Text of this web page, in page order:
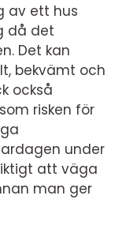
av ett hus
då det
Det kan
bekvämt och
också
risken för
under
att väga
man ger